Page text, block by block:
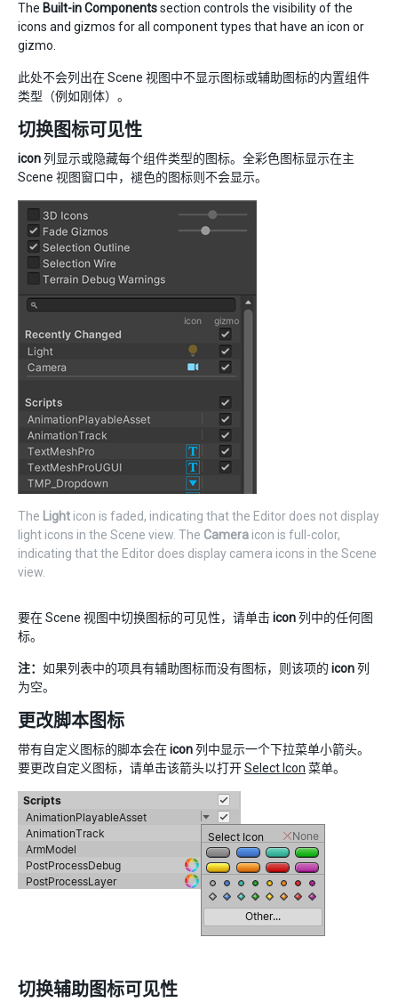
The Built-in Componentssection controls the visibility of the
icons and gizmos for all component types that have an icon or
gizmo.
此处不会列出在 Scene 视图中不显示图标或辅助图标的内置组件
类型（例如刚体）。
切换图标可见性
icon列显示或隐藏每个组件类型的图标。全彩色图标显示在主
Scene 视图窗口中，褪色的图标则不会显示。
The Light icon is faded, indicating that the Editor does not display
light icons in the Scene view. The Camera icon is full-color,
indicating that the Editor does display camera icons in the Scene
view.
要在 Scene 视图中切换图标的可见性，请单击icon列中的任何图
标。
注： 如果列表中的项具有辅助图标而没有图标，则该项的 icon列
为空。
更改脚本图标
带有自定义图标的脚本会在icon列中显示一个下拉菜单小箭头。
要更改自定义图标，请单击该箭头以打开Select Icon 菜单。
切换辅助图标可见性